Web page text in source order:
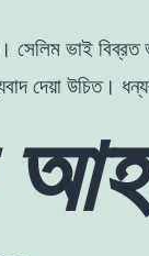
ভাই বিব্রত
দেয়া উচিত।